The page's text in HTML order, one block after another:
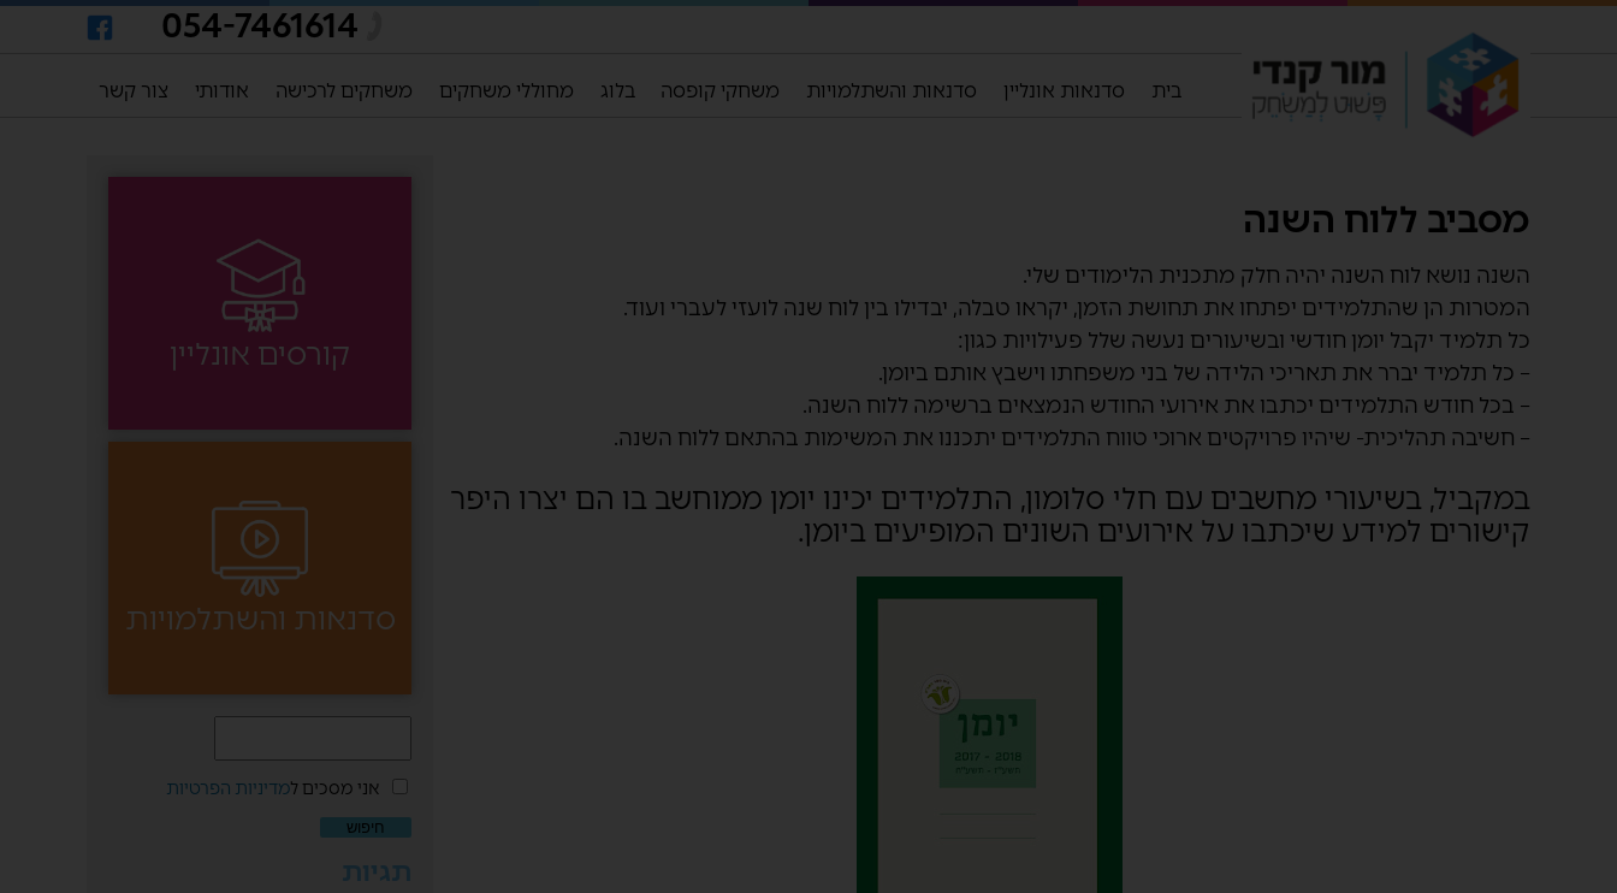
054-7461614
בית סדנאות אונליין סדנאות והשתלמויות משחקי קופסה בלוג מחוללי משחקים משחקים לרכישה אודותי צור קשר
מסביב ללוח השנה
השנה נושא לוח השנה יהיה חלק מתכנית הלימודים שלי.
המטרות הן שהתלמידים יפתחו את תחושת הזמן, יקראו טבלה, יבדילו בין לוח שנה לועזי לעברי ועוד.
כל תלמיד יקבל יומן חודשי ובשיעורים נעשה שלל פעילויות כגון:
– כל תלמיד יברר את תאריכי הלידה של בני משפחתו וישבץ אותם ביומן.
– בכל חודש התלמידים יכתבו את אירועי החודש הנמצאים ברשימה ללוח השנה.
– חשיבה תהליכית- שיהיו פרויקטים ארוכי טווח התלמידים יתכננו את המשימות בהתאם ללוח השנה.
במקביל, בשיעורי מחשבים עם חלי סלומון, התלמידים יכינו יומן ממוחשב בו הם יצרו היפר
קישורים למידע שיכתבו על אירועים השונים המופיעים ביומן.
קורסים אונליין
סדנאות והשתלמויות
אני מסכים למדיניות הפרטיות
תגיות